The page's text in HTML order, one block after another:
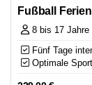
Fußball
8 bis 17 Jahre
Fünf Tage
Optimale